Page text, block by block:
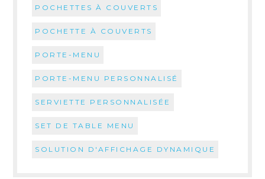
POCHETTES À COUVERTS
POCHETTE À COUVERTS
PORTE-MENU
PORTE-MENU PERSONNALISÉ
SERVIETTE PERSONNALISÉE
SET DE TABLE MENU
SOLUTION D'AFFICHAGE DYNAMIQUE